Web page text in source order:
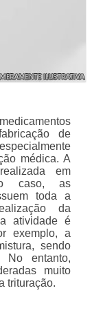
de
médica. A
em
caso, as
toda a
da
atividade é
exemplo, a
sendo
No entanto,
muito
trituração.